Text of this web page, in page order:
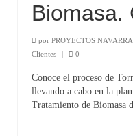
Biomasa.
por PROYECTOS NAVARRA
Clientes
| 0
Conoce el proceso de
llevando a cabo en la
Tratamiento de Biomasa